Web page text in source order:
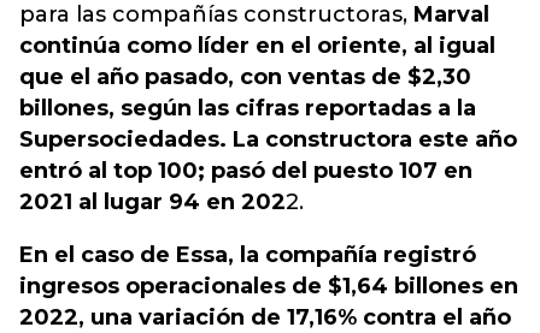
para las compañías constructoras, Marval
continúa como líder en el oriente, al igual
que el año pasado, con ventas de $2,30
billones, según las cifras reportadas a la
Supersociedades. La constructora este año
entró al top 100; pasó del puesto 107 en
2021 al lugar 94 en 2022.
En el caso de Essa, la compañía registró
ingresos operacionales de $1,64 billones en
2022, una variación de 17,16% contra el año